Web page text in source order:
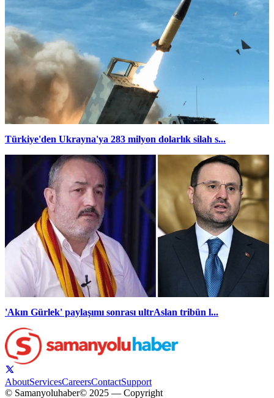
Türkiye'den Ukrayna'ya 283 milyon dolarlık silah s...
'Akın Gürlek' paylaşımı sonrası ultrAslan tribün l...
AboutServicesCareersContactSupport
© Samanyoluhaber© 2025 — Copyright